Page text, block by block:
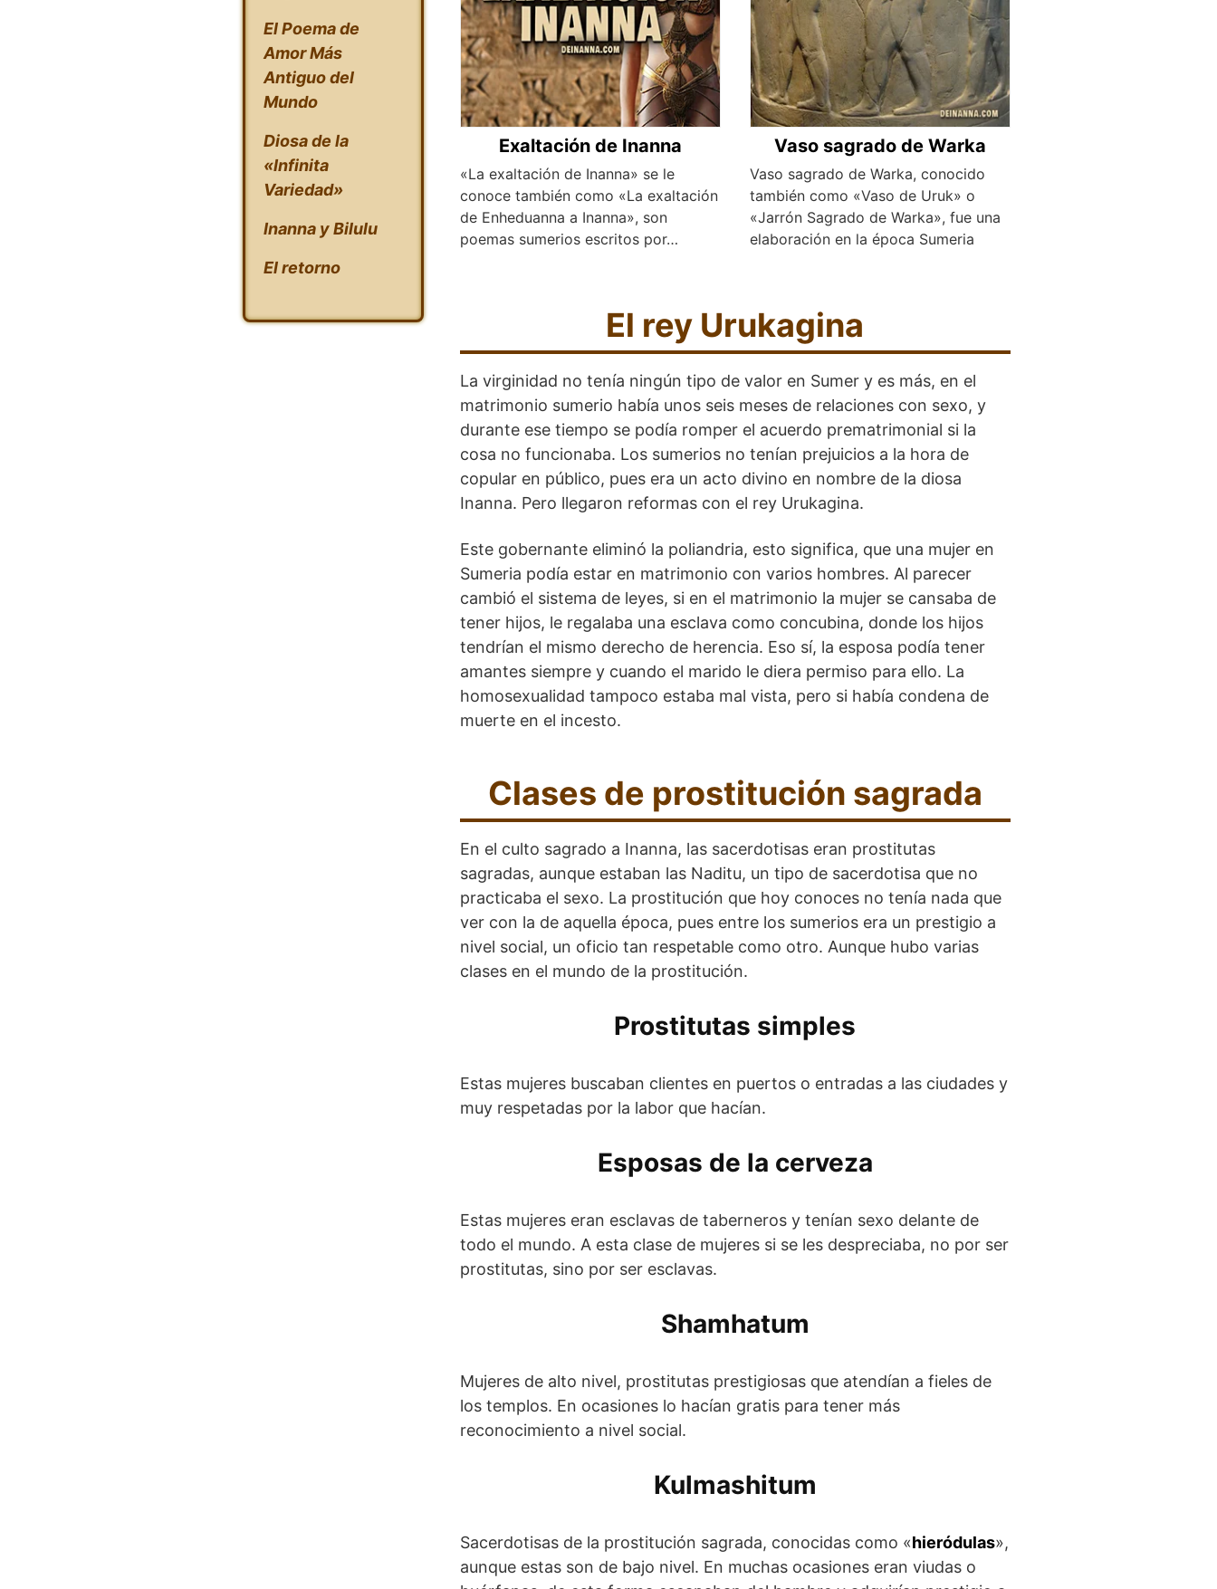
Exaltación de Inanna
«La exaltación de Inanna» se le
conoce también como «La exaltación
de Enheduanna a Inanna», son
poemas sumerios escritos por…
Vaso sagrado de Warka
Vaso sagrado de Warka, conocido
también como «Vaso de Uruk» o
«Jarrón Sagrado de Warka», fue una
elaboración en la época Sumeria
El rey Urukagina
La virginidad no tenía ningún tipo de valor en Sumer y es más, en el
matrimonio sumerio había unos seis meses de relaciones con sexo, y
durante ese tiempo se podía romper el acuerdo prematrimonial si la
cosa no funcionaba. Los sumerios no tenían prejuicios a la hora de
copular en público, pues era un acto divino en nombre de la diosa
Inanna. Pero llegaron reformas con el rey Urukagina.
Este gobernante eliminó la poliandria, esto significa, que una mujer en
Sumeria podía estar en matrimonio con varios hombres. Al parecer
cambió el sistema de leyes, si en el matrimonio la mujer se cansaba de
tener hijos, le regalaba una esclava como concubina, donde los hijos
tendrían el mismo derecho de herencia. Eso sí, la esposa podía tener
amantes siempre y cuando el marido le diera permiso para ello. La
homosexualidad tampoco estaba mal vista, pero si había condena de
muerte en el incesto.
Clases de prostitución sagrada
En el culto sagrado a Inanna, las sacerdotisas eran prostitutas
sagradas, aunque estaban las Naditu, un tipo de sacerdotisa que no
practicaba el sexo. La prostitución que hoy conoces no tenía nada que
ver con la de aquella época, pues entre los sumerios era un prestigio a
nivel social, un oficio tan respetable como otro. Aunque hubo varias
clases en el mundo de la prostitución.
Prostitutas simples
Estas mujeres buscaban clientes en puertos o entradas a las ciudades y
muy respetadas por la labor que hacían.
Esposas de la cerveza
Estas mujeres eran esclavas de taberneros y tenían sexo delante de
todo el mundo. A esta clase de mujeres si se les despreciaba, no por ser
prostitutas, sino por ser esclavas.
Shamhatum
Mujeres de alto nivel, prostitutas prestigiosas que atendían a fieles de
los templos. En ocasiones lo hacían gratis para tener más
reconocimiento a nivel social.
Kulmashitum
Sacerdotisas de la prostitución sagrada, conocidas como «hieródulas»,
aunque estas son de bajo nivel. En muchas ocasiones eran viudas o
El Poema de
Amor Más
Antiguo del
Mundo
Diosa de la
«Infinita
Variedad»
Inanna y Bilulu
El retorno